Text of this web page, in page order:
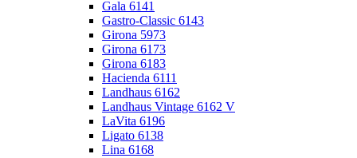
Gala 6141
Gastro-Classic 6143
Girona 5973
Girona 6173
Girona 6183
Hacienda 6111
Landhaus 6162
Landhaus Vintage 6162 V
LaVita 6196
Ligato 6138
Lina 6168